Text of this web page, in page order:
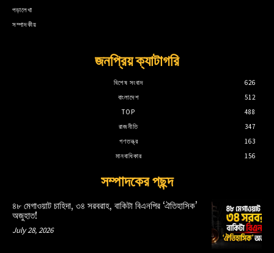
পড়ালেখা
সম্পাদকীয়
জনপ্রিয় ক্যাটাগরি
বিশেষ সংবাদ
626
বাংলাদেশ
512
TOP
488
রাজনীতি
347
গণতন্ত্র
163
মানবাধিকার
156
সম্পাদকের পছন্দ
৪৮ মেগাওয়াট চাহিদা, ৩৪ সরবরাহ, বাকিটা বিএনপির ‘ঐতিহাসিক’
অজুহাত!
July 28, 2026